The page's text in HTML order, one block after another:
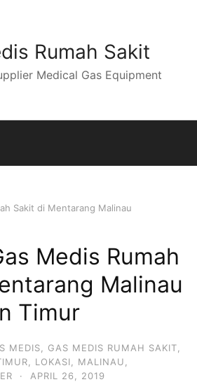
Rumah Sakit
Medical Gas Equipment
Sakit di Mentarang Malinau
Medis Rumah
Malinau
Timur
MEDIS GAS MEDIS RUMAH SAKIT
LOKASI MALINAU
· APRIL 26, 2019